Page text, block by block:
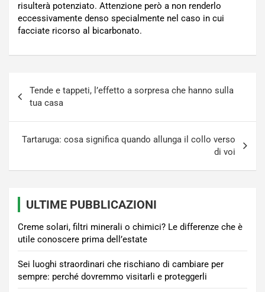
risulterà potenziato. Attenzione però a non renderlo
eccessivamente denso specialmente nel caso in cui
facciate ricorso al bicarbonato.
articoli
Tende e tappeti, l’effetto a sorpresa che hanno sulla
tua casa
Tartaruga: cosa significa quando allunga il collo verso
di voi
ULTIME PUBBLICAZIONI
Creme solari, filtri minerali o chimici? Le differenze che è
utile conoscere prima dell’estate
Sei luoghi straordinari che rischiano di cambiare per
sempre: perché dovremmo visitarli e proteggerli